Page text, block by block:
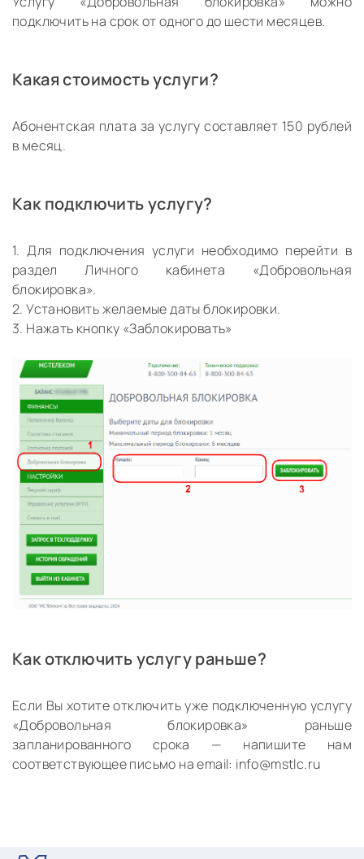
подключить на срок от одного до шести месяцев.
Какая стоимость услуги?
Абонентская плата за услугу составляет 150 рублей
в месяц.
Как подключить услугу?
1. Для подключения услуги необходимо перейти в
раздел Личного кабинета «Добровольная
блокировка».
2. Установить желаемые даты блокировки.
3. Нажать кнопку «Заблокировать»
Как отключить услугу раньше?
Если Вы хотите отключить уже подключенную услугу
«Добровольная блокировка» раньше
запланированного срока — напишите нам
соответствующее письмо на email: info@mstlc.ru